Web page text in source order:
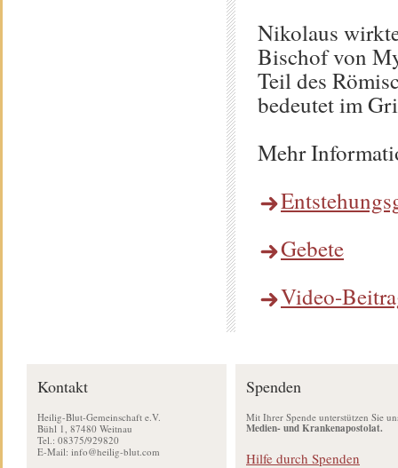
Nikolaus
Bischof von
Teil des
bedeutet im
Mehr
Gebete
Video-
Kontakt
Heilig-Blut-Gemeinschaft e.V.
Bühl 1, 87480 Weitnau
Tel.: 08375/929820
E-Mail: info@heilig-blut.com
Spenden
Mit Ihrer Spende unterstützen Sie
Medien- und Krankenapostolat.
Hilfe durch Spenden